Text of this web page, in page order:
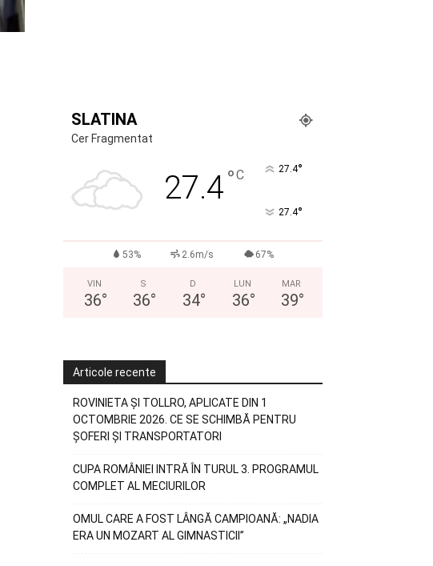
SLATINA
Cer Fragmentat
27.4°C 27.4°
27.4°
53% 2.6m/s 67%
VIN
36°
S
36°
D
34°
LUN
36°
MAR
39°
Articole recente
ROVINIETA ȘI TOLLRO, APLICATE DIN 1
OCTOMBRIE 2026. CE SE SCHIMBĂ PENTRU
ȘOFERI ȘI TRANSPORTATORI
CUPA ROMÂNIEI INTRĂ ÎN TURUL 3. PROGRAMUL
COMPLET AL MECIURILOR
OMUL CARE A FOST LÂNGĂ CAMPIOANĂ: „NADIA
ERA UN MOZART AL GIMNASTICII”